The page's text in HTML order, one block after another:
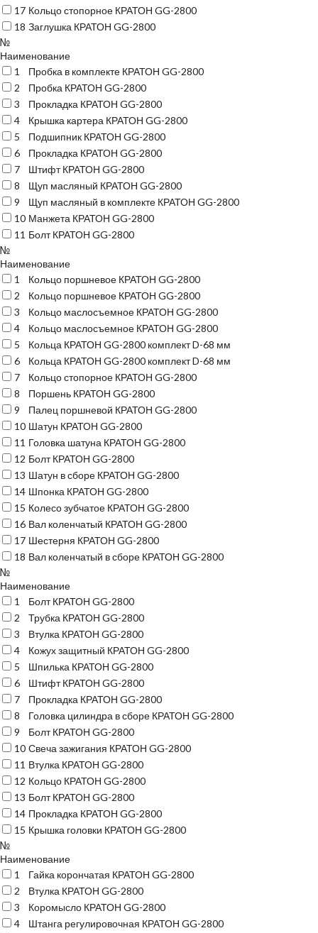
17 Кольцо стопорное КРАТОН GG-2800
18 Заглушка КРАТОН GG-2800
№
Наименование
1
Пробка в комплекте КРАТОН GG-2800
2
Пробка КРАТОН GG-2800
3
Прокладка КРАТОН GG-2800
4
Крышка картера КРАТОН GG-2800
5
Подшипник КРАТОН GG-2800
6
Прокладка КРАТОН GG-2800
7
Штифт КРАТОН GG-2800
8
Щуп масляный КРАТОН GG-2800
9
Щуп масляный в комплекте КРАТОН GG-2800
10 Манжета КРАТОН GG-2800
11 Болт КРАТОН GG-2800
№
Наименование
1
Кольцо поршневое КРАТОН GG-2800
2
Кольцо поршневое КРАТОН GG-2800
3
Кольцо маслосъемное КРАТОН GG-2800
4
Кольцо маслосъемное КРАТОН GG-2800
5
Кольца КРАТОН GG-2800 комплект D-68 мм
6
Кольца КРАТОН GG-2800 комплект D-68 мм
7
Кольцо стопорное КРАТОН GG-2800
8
Поршень КРАТОН GG-2800
9
Палец поршневой КРАТОН GG-2800
10 Шатун КРАТОН GG-2800
11 Головка шатуна КРАТОН GG-2800
12 Болт КРАТОН GG-2800
13 Шатун в сборе КРАТОН GG-2800
14 Шпонка КРАТОН GG-2800
15 Колесо зубчатое КРАТОН GG-2800
16 Вал коленчатый КРАТОН GG-2800
17 Шестерня КРАТОН GG-2800
18 Вал коленчатый в сборе КРАТОН GG-2800
№
Наименование
1
Болт КРАТОН GG-2800
2
Трубка КРАТОН GG-2800
3
Втулка КРАТОН GG-2800
4
Кожух защитный КРАТОН GG-2800
5
Шпилька КРАТОН GG-2800
6
Штифт КРАТОН GG-2800
7
Прокладка КРАТОН GG-2800
8
Головка цилиндра в сборе КРАТОН GG-2800
9
Болт КРАТОН GG-2800
10 Свеча зажигания КРАТОН GG-2800
11 Втулка КРАТОН GG-2800
12 Кольцо КРАТОН GG-2800
13 Болт КРАТОН GG-2800
14 Прокладка КРАТОН GG-2800
15 Крышка головки КРАТОН GG-2800
№
Наименование
1
Гайка корончатая КРАТОН GG-2800
2
Втулка КРАТОН GG-2800
3
Коромысло КРАТОН GG-2800
4
Штанга регулировочная КРАТОН GG-2800